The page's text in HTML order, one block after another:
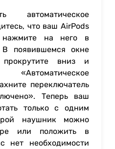
автоматическое
что ваш AirPods
нажмите на него в
появившемся окне
прокрутите вниз и
переключатель
Теперь ваш
только с одним
наушник можно
или положить в
нет необходимости